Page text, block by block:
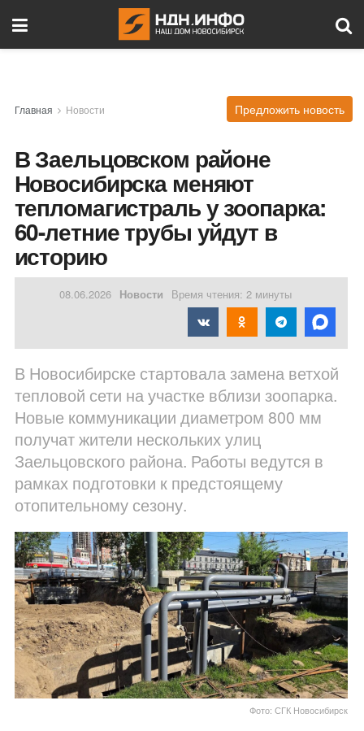
Главная Новости Предложить новость
В Заельцовском районе
Новосибирска меняют
тепломагистраль у зоопарка:
60-летние трубы уйдут в
историю
08.06.2026 Новости Время чтения: 2 минуты
В Новосибирске стартовала замена ветхой
тепловой сети на участке вблизи зоопарка.
Новые коммуникации диаметром 800 мм
получат жители нескольких улиц
Заельцовского района. Работы ведутся в
рамках подготовки к предстоящему
отопительному сезону.
Фото: СГК Новосибирск